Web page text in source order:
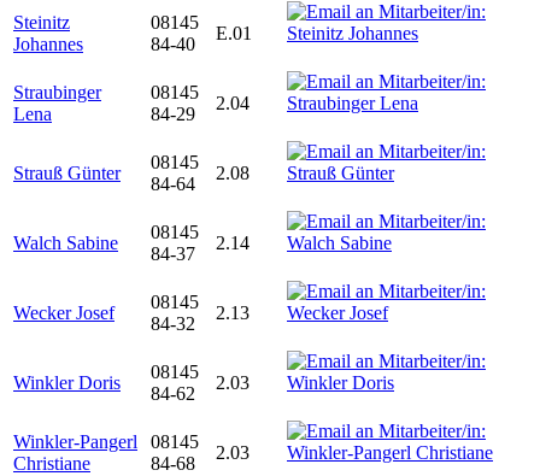
Steinitz
Johannes
08145
84-40
E.01
Straubinger
Lena
08145
84-29
2.04
Strauß Günter
08145
84-64
2.08
Walch Sabine
08145
84-37
2.14
Wecker Josef
08145
84-32
2.13
Winkler Doris
08145
84-62
2.03
Winkler-Pangerl
Christiane
08145
84-68
2.03